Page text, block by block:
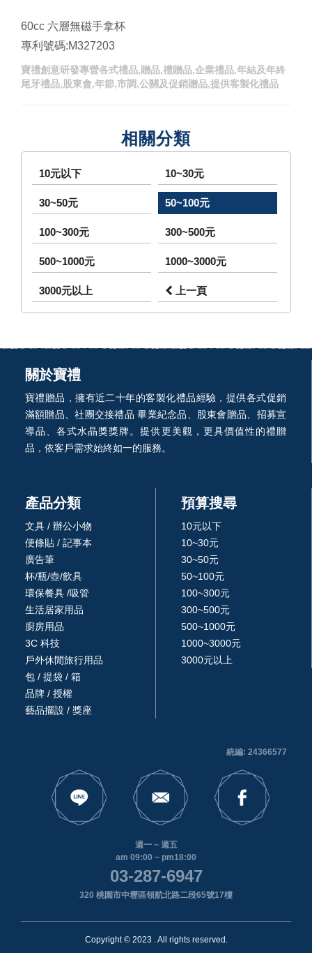
60cc 六層無磁手拿杯
專利號碼:M327203
寶禮創意研發專營各式禮品,贈品,禮贈品,企業禮品,年結及年終
尾牙禮品,股東會,年節,市調,公關及促銷贈品,提供客製化禮品
相關分類
10元以下 10~30元
30~50元 50~100元
100~300元 300~500元
500~1000元 1000~3000元
3000元以上 上一頁
關於寶禮
寶禮贈品，擁有近二十年的客製化禮品經驗，提供各式促銷
滿額贈品、社團交接禮品 畢業紀念品、股東會贈品、招募宣
導品、各式水晶獎獎牌。提供更美觀，更具價值性的禮贈
品，依客戶需求始終如一的服務。
產品分類
文具 / 辦公小物
便條貼 / 記事本
廣告筆
杯/瓶/壺/飲具
環保餐具 /吸管
生活居家用品
廚房用品
3C 科技
戶外休閒旅行用品
包 / 提袋 / 箱
品牌 / 授權
藝品擺設 / 獎座
預算搜尋
10元以下
10~30元
30~50元
50~100元
100~300元
300~500元
500~1000元
1000~3000元
3000元以上
統編: 24366577
週一 ~ 週五
am 09:00 ~ pm18:00
03-287-6947
320 桃園市中壢區領航北路二段65號17樓
Copyright © 2023 . All rights reserved.